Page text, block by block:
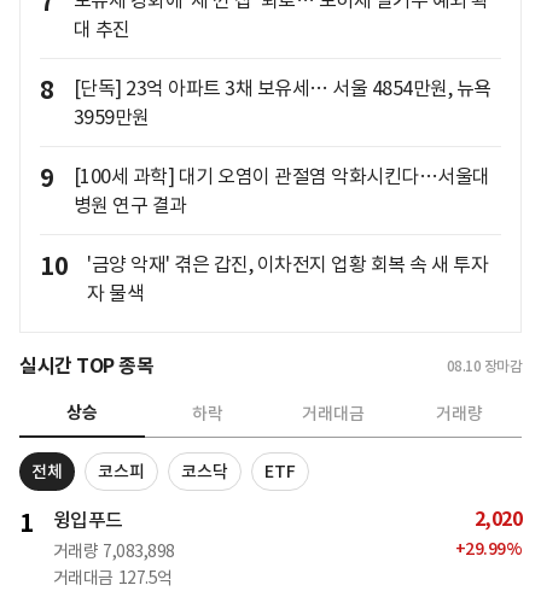
대 추진
8
[단독] 23억 아파트 3채 보유세… 서울 4854만원, 뉴욕
3959만원
9
[100세 과학] 대기 오염이 관절염 악화시킨다…서울대
병원 연구 결과
10
'금양 악재' 겪은 갑진, 이차전지 업황 회복 속 새 투자
자 물색
실시간 TOP 종목 08.10 장마감
상승 하락 거래대금 거래량
전체 코스피 코스닥 ETF
1 윙입푸드
거래량 7,083,898
거래대금 127.5억
2,020
+29.99%